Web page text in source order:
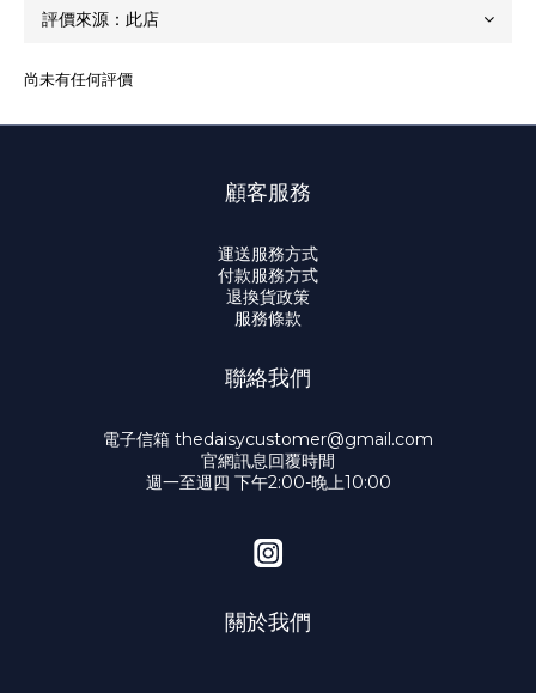
尚未有任何評價
顧客服務
運送服務方式
付款服務方式
退換貨政策
服務條款
聯絡我們
電子信箱 thedaisycustomer@gmail.com
官網訊息回覆時間
週一至週四 下午2:00-晚上10:00
關於我們